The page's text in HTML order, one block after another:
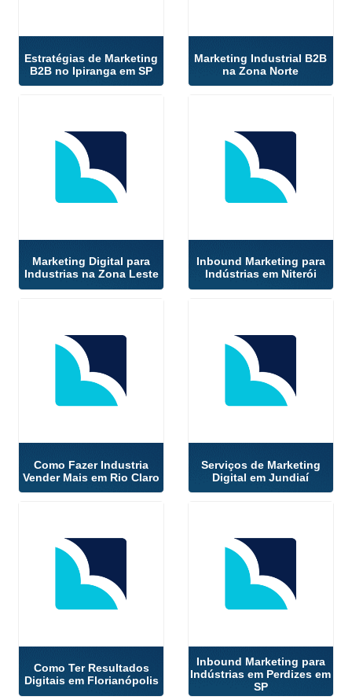
Estratégias de Marketing
B2B no Ipiranga em SP
Marketing Industrial B2B
na Zona Norte
Marketing Digital para
Industrias na Zona Leste
Inbound Marketing para
Indústrias em Niterói
Como Fazer Industria
Vender Mais em Rio Claro
Serviços de Marketing
Digital em Jundiaí
Como Ter Resultados
Digitais em Florianópolis
Inbound Marketing para
Indústrias em Perdizes em
SP